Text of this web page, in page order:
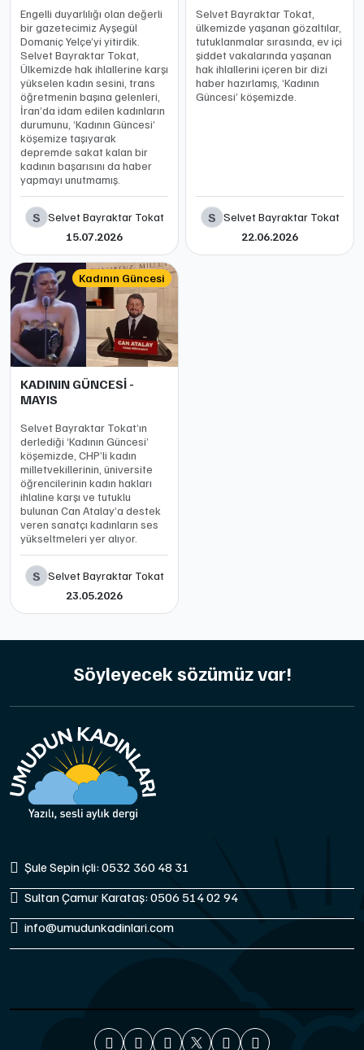
Engelli duyarlılığı olan değerli
bir gazetecimiz Ayşegül
Domaniç Yelçe’yi yitirdik.
Selvet Bayraktar Tokat,
Ülkemizde hak ihlallerine karşı
yükselen kadın sesini, trans
öğretmenin başına gelenleri,
İran’da idam edilen kadınların
durumunu, ‘Kadının Güncesi’
köşemize taşıyarak
depremde sakat kalan bir
kadının başarısını da haber
yapmayı unutmamış.
S Selvet Bayraktar Tokat
15.07.2026
Selvet Bayraktar Tokat,
ülkemizde yaşanan gözaltılar,
tutuklanmalar sırasında, ev içi
şiddet vakalarında yaşanan
hak ihlallerini içeren bir dizi
haber hazırlamış, ‘Kadının
Güncesi’ köşemizde.
S Selvet Bayraktar Tokat
22.06.2026
Kadının Güncesi
KADININ GÜNCESİ -
MAYIS
Selvet Bayraktar Tokat’ın
derlediği ‘Kadının Güncesi’
köşemizde, CHP’li kadın
milletvekillerinin, üniversite
öğrencilerinin kadın hakları
ihlaline karşı ve tutuklu
bulunan Can Atalay’a destek
veren sanatçı kadınların ses
yükseltmeleri yer alıyor.
S Selvet Bayraktar Tokat
23.05.2026
Söyleyecek sözümüz var!
Şule Sepin içli: 0532 360 48 31
Sultan Çamur Karataş: 0506 514 02 94
info@umudunkadinlari.com